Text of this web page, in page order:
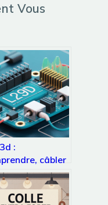
Vous
:
câbler
ce pilote
populaire